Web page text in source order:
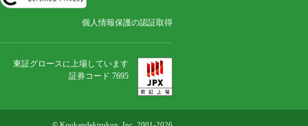
個人情報保護の認証取得
東証グロースに上場しています
証券コード 7695